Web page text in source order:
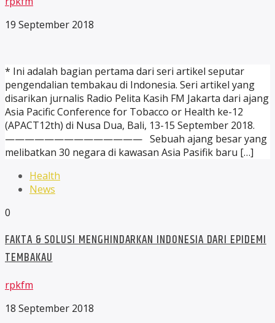
19 September 2018
* Ini adalah bagian pertama dari seri artikel seputar
pengendalian tembakau di Indonesia. Seri artikel yang
disarikan jurnalis Radio Pelita Kasih FM Jakarta dari ajang
Asia Pacific Conference for Tobacco or Health ke-12
(APACT12th) di Nusa Dua, Bali, 13-15 September 2018.
—————————————— Sebuah ajang besar yang
melibatkan 30 negara di kawasan Asia Pasifik baru […]
Health
News
0
FAKTA & SOLUSI MENGHINDARKAN INDONESIA DARI EPIDEMI
TEMBAKAU
rpkfm
18 September 2018